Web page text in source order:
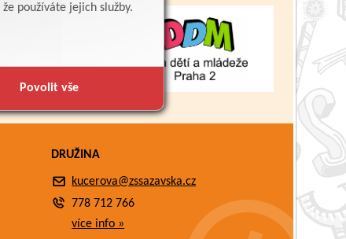
používáte jejich služby.
Povolit vše
DRUŽINA
kucerova@zssazavska.cz
778 712 766
více info »